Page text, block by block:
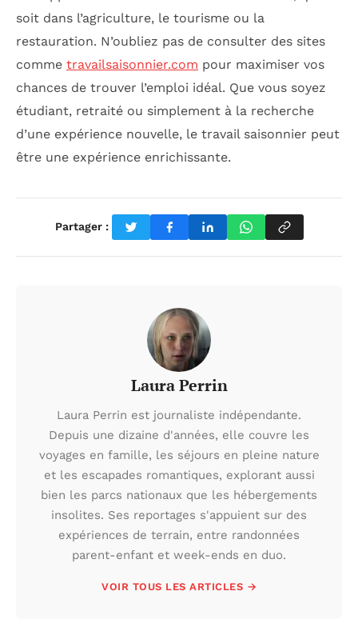
soit dans l’agriculture, le tourisme ou la
restauration. N’oubliez pas de consulter des sites
comme travailsaisonnier.com pour maximiser vos
chances de trouver l’emploi idéal. Que vous soyez
étudiant, retraité ou simplement à la recherche
d’une expérience nouvelle, le travail saisonnier peut
être une expérience enrichissante.
Partager :
Laura Perrin
Laura Perrin est journaliste indépendante.
Depuis une dizaine d'années, elle couvre les
voyages en famille, les séjours en pleine nature
et les escapades romantiques, explorant aussi
bien les parcs nationaux que les hébergements
insolites. Ses reportages s'appuient sur des
expériences de terrain, entre randonnées
parent-enfant et week-ends en duo.
VOIR TOUS LES ARTICLES →